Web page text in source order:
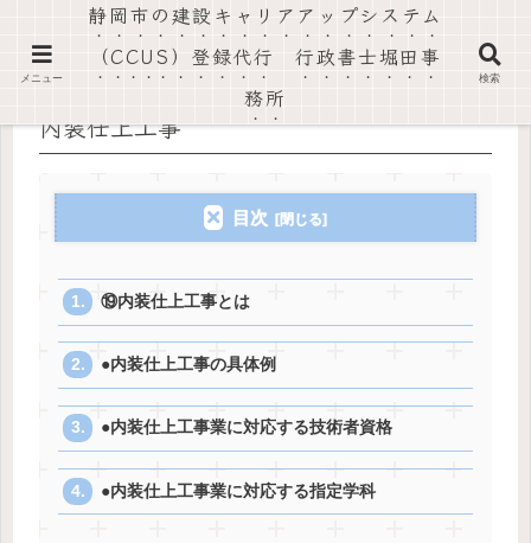
社会保険労務士法人静岡葵事務所・行政書士堀田事務所
内装仕上工事
目次
⑲内装仕上工事とは
●内装仕上工事の具体例
●内装仕上工事業に対応する技術者資格
●内装仕上工事業に対応する指定学科
メニュー
静岡市の建設キャリアアップシステム
（CCUS）登録代行 行政書士堀田事
務所
検索